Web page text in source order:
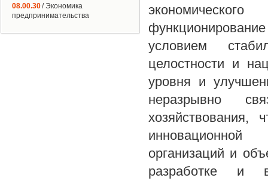
условием
целостности и
уровня и
неразрывно
инновационной
организаций и
разработке и
08.00.30/ Экономика
предпринимательства